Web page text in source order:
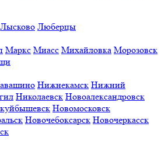
Лысково Люберцы
Маркс Миасс Михайловка Морозовск
Нижнекамск Нижний
Николаевск Новоалександровск
Новомосковск
Новочебоксарск Новочеркасск